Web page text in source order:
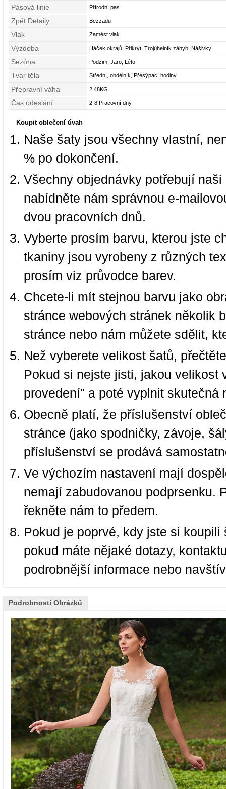
Pasová linie Přírodní pas
Zpět Detaily Bezzadu
Vlak Zamést vlak
Výzdoba Háček okrajů, Přikrýt, Trojúhelník záhyb, Nášivky
Sezóna Podzim, Jaro, Léto
Tvar těla Střední, obdélník, Přesýpací hodiny
Přepravní váha 2.48KG
Čas odeslání 2-8 Pracovní dny.
Koupit oblečení úvah
Naše šaty jsou všechny vlastní,
% po dokončení.
Všechny objednávky potřebují
nabídněte nám správnou e-
dvou pracovních dnů.
Vyberte prosím barvu, kterou jste
tkaniny jsou vyrobeny z různých
prosím viz průvodce barev.
Chcete-li mít stejnou barvu jako
stránce webových stránek několik
stránce nebo nám můžete sdělit,
Než vyberete velikost šatů,
Pokud si nejste jisti, jakou velikost
provedení" a poté vyplnit
Obecně platí, že příslušenství
stránce (jako spodničky, závoje,
příslušenství se prodává
Ve výchozím nastavení mají
nemají zabudovanou podprsenku.
řekněte nám to předem.
Pokud je poprvé, kdy jste si
pokud máte nějaké dotazy,
podrobnější informace nebo
Podrobnosti Obrázků